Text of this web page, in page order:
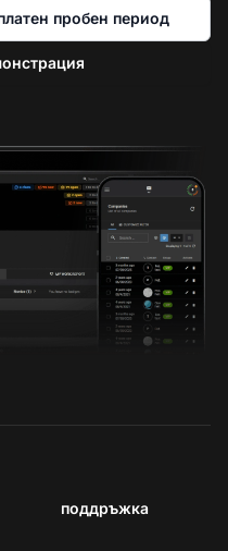
пробен период
поддръжка